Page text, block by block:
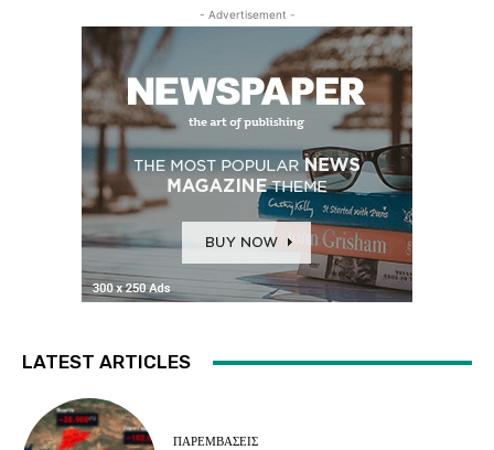
- Advertisement -
LATEST ARTICLES
ΠΑΡΕΜΒΑΣΕΙΣ